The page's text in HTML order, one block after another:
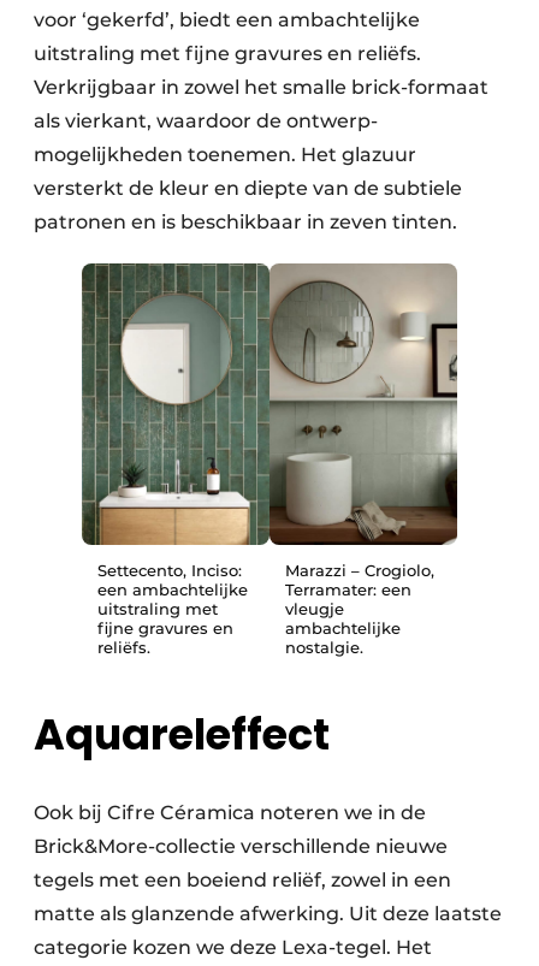
voor ‘gekerfd’, biedt een ambachtelijke
uitstraling met fijne gravures en reliëfs.
Verkrijgbaar in zowel het smalle brick-formaat
als vierkant, waardoor de ontwerp­
mogelijkheden toenemen. Het glazuur
versterkt de kleur en diepte van de subtiele
patronen en is beschikbaar in zeven tinten.
Settecento, Inciso:
een ambachtelijke
uitstraling met
fijne gravures en
reliëfs.
Marazzi – Crogiolo,
Terramater: een
vleugje
ambachtelijke
nostalgie.
Aquareleffect
Ook bij Cifre Céramica noteren we in de
Brick&More-collectie verschillende nieuwe
tegels met een boeiend reliëf, zowel in een
matte als glanzende afwerking. Uit deze laatste
categorie kozen we deze Lexa-tegel. Het